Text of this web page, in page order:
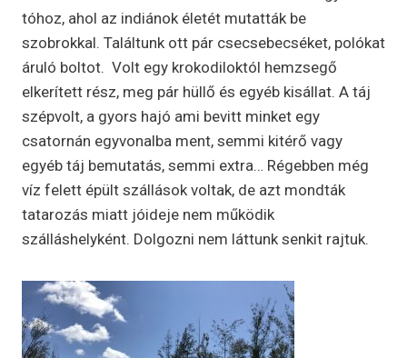
tóhoz, ahol az indiánok életét mutatták be
szobrokkal. Találtunk ott pár csecsebecséket, polókat
áruló boltot. Volt egy krokodiloktól hemzsegő
elkerített rész, meg pár hüllő és egyéb kisállat. A táj
szépvolt, a gyors hajó ami bevitt minket egy
csatornán egyvonalba ment, semmi kitérő vagy
egyéb táj bemutatás, semmi extra… Régebben még
víz felett épült szállások voltak, de azt mondták
tatarozás miatt jóideje nem működik
szálláshelyként. Dolgozni nem láttunk senkit rajtuk.